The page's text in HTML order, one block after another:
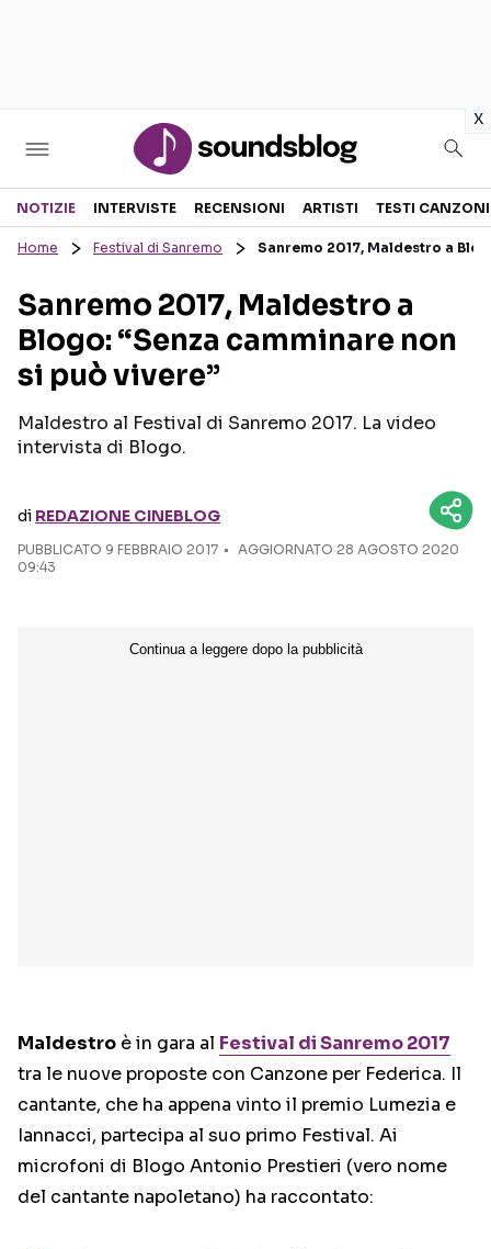
x
Sezioni
RECENSIONI MUSICALI
INTERVISTE
GOSSIP E CURIOSITÀ
TESTI CANZONI
TOUR ED EVENTI
Seguici sui social
NOTIZIE INTERVISTE RECENSIONI ARTISTI TESTI CANZONI
Home Festival di Sanremo Sanremo 2017, Maldestro a
Sanremo 2017, Maldestro a
Blogo: “Senza camminare non
si può vivere”
Maldestro al Festival di Sanremo 2017. La video
intervista di Blogo.
di REDAZIONE CINEBLOG
PUBBLICATO 9 FEBBRAIO 2017
AGGIORNATO 28 AGOSTO 2020
09:43
Maldestro è in gara al Festival di Sanremo 2017
tra le nuove proposte con Canzone per Federica. Il
cantante, che ha appena vinto il premio Lumezia e
Iannacci, partecipa al suo primo Festival. Ai
microfoni di Blogo Antonio Prestieri (vero nome
del cantante napoletano) ha raccontato: